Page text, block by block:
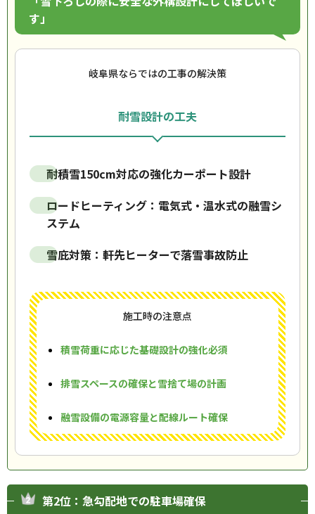
す」
岐阜県ならではの工事の解決策
耐雪設計の工夫
耐積雪150cm対応の強化カーポート設計
ロードヒーティング：電気式・温水式の融雪シ
ステム
雪庇対策：軒先ヒーターで落雪事故防止
施工時の注意点
積雪荷重に応じた基礎設計の強化必須
排雪スペースの確保と雪捨て場の計画
融雪設備の電源容量と配線ルート確保
第2位：急勾配地での駐車場確保